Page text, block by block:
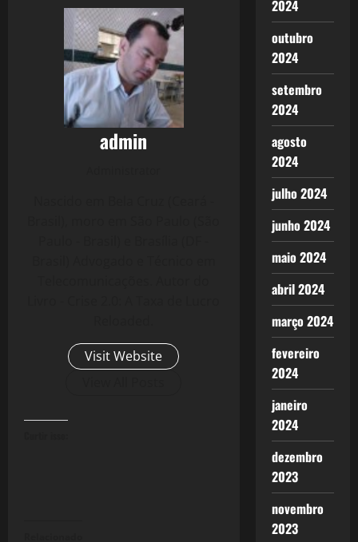
admin
Visit Website
2024
outubro
2024
setembro
2024
agosto
2024
julho 2024
junho 2024
maio 2024
abril 2024
março 2024
fevereiro
2024
janeiro
2024
dezembro
2023
novembro
2023